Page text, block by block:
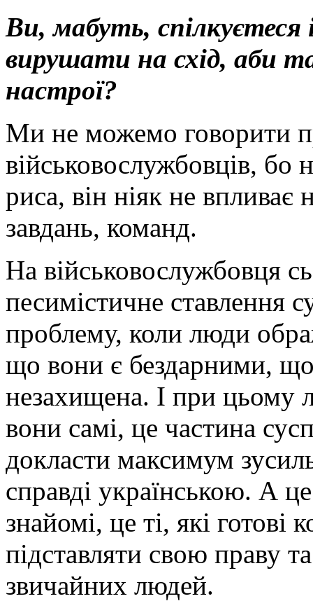
Ви, мабуть, спілкуєтеся
вирушати на схід, аби
настрої?
Ми не можемо говорити
військовослужбовців, бо
риса, він ніяк не впливає
завдань, команд.
На військовослужбовця
песимістичне ставлення
проблему, коли люди
що вони є бездарними, що
незахищена. І при цьому
вони самі, це частина
докласти максимум
справді українською. А
знайомі, це ті, які готові
підставляти свою праву
звичайних людей.